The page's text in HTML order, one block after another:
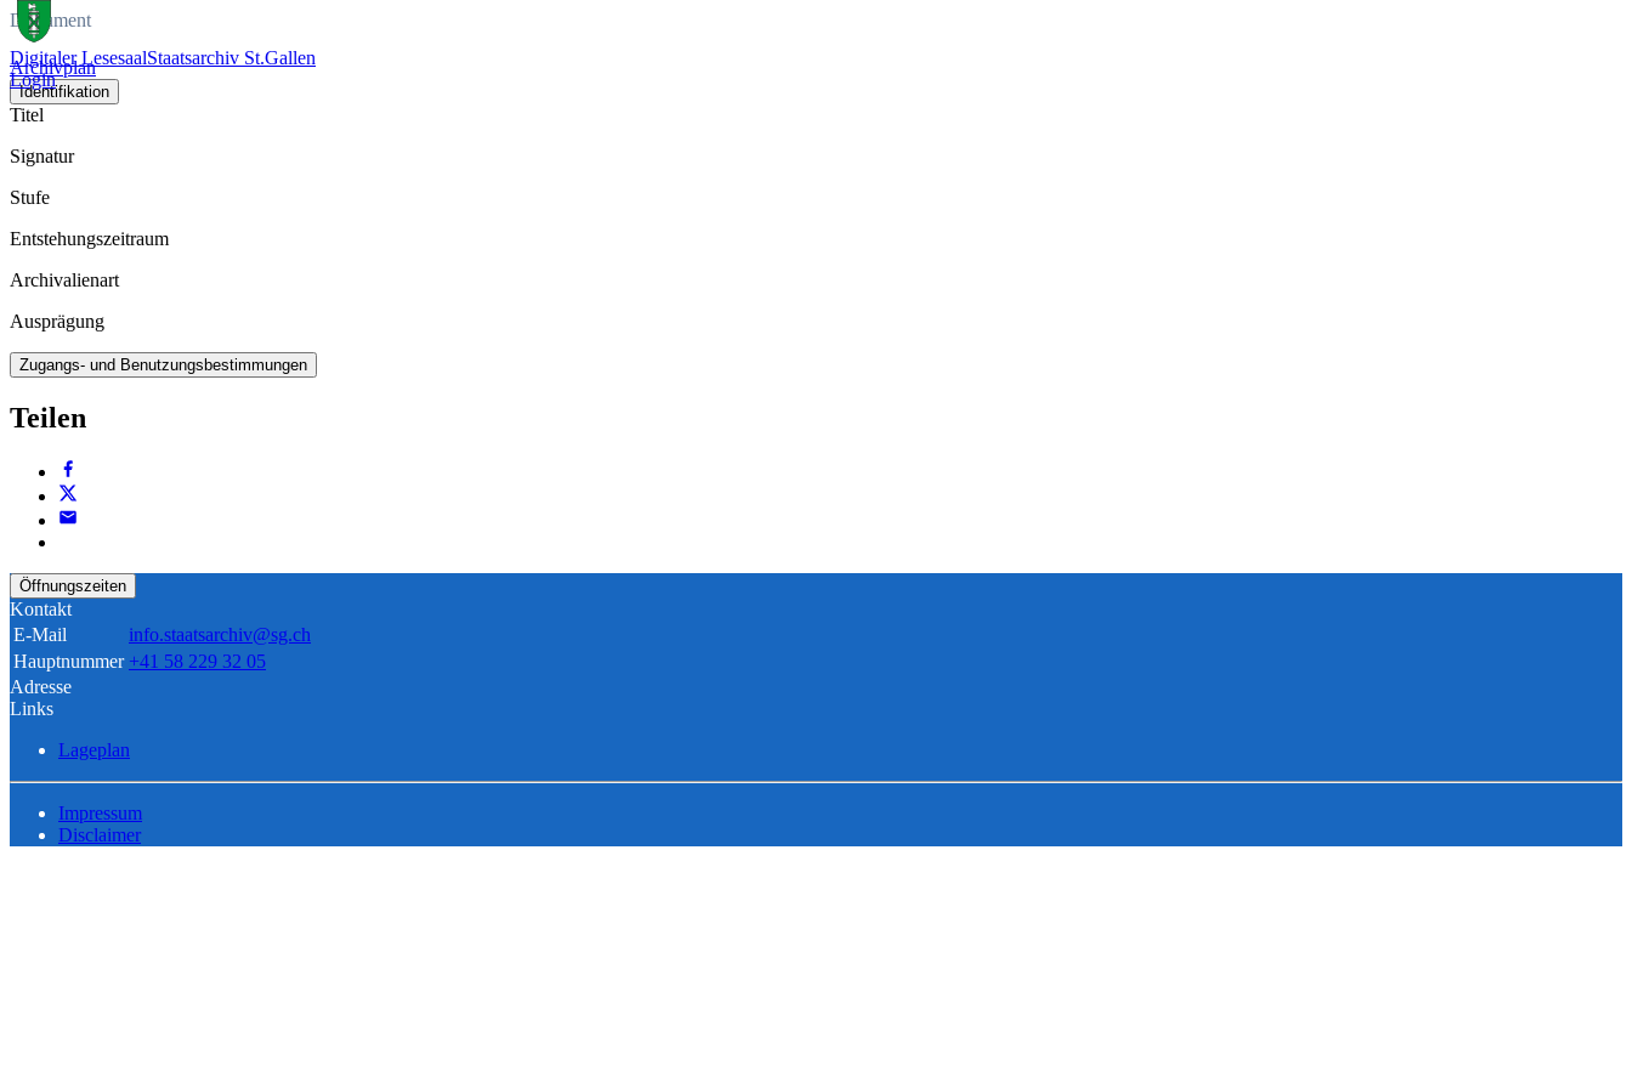
Digitaler LesesaalStaatsarchiv St.Gallen
Login
Dokument
Archivplan
Identifikation
Titel
Signatur
Stufe
Entstehungszeitraum
Archivalienart
Ausprägung
Zugangs- und Benutzungsbestimmungen
Teilen
Öffnungszeiten
Kontakt
E-Mail
info.staatsarchiv@sg.ch
Hauptnummer +41 58 229 32 05
Adresse
Links
Lageplan
Impressum
Disclaimer